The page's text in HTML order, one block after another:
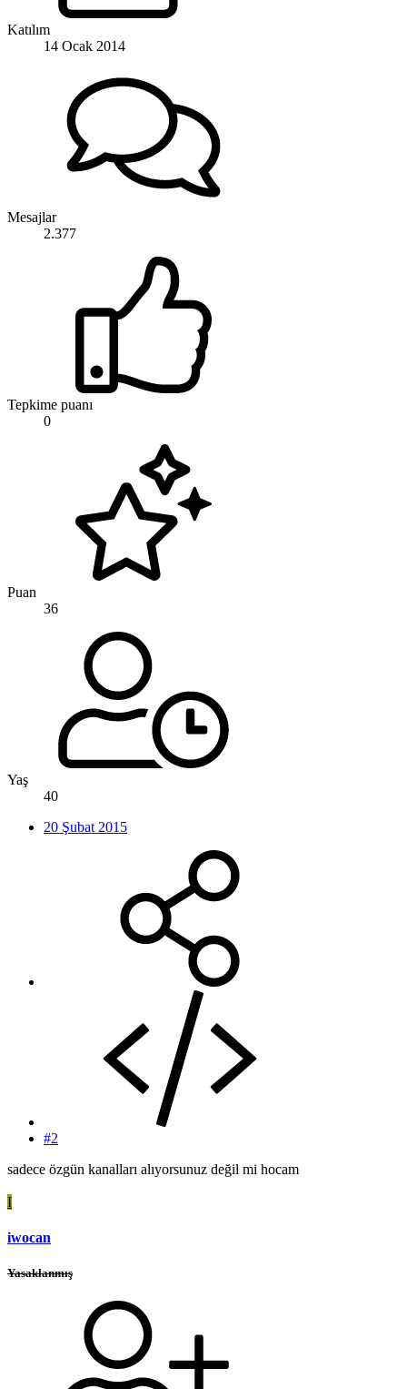
Katılım
14 Ocak 2014
Mesajlar
2.377
Tepkime puanı
0
Puan
36
Yaş
40
20 Şubat 2015
#2
sadece özgün kanalları alıyorsunuz değil mi hocam
I
iwocan
Yasaklanmış